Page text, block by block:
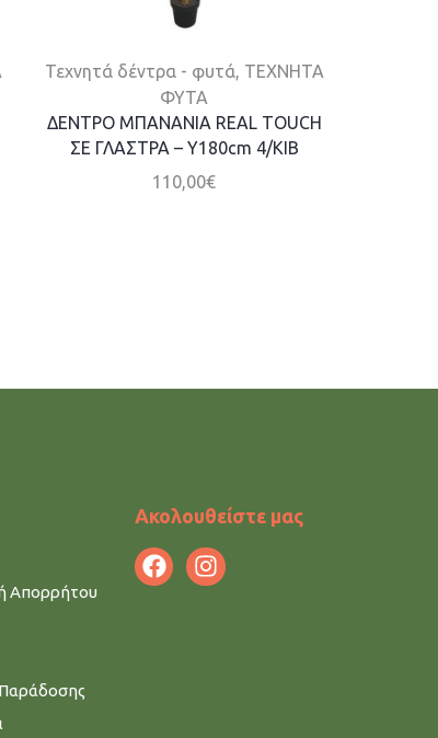
Τεχνητά δέντρα - φυτά, ΤΕΧΝΗΤΑ
ΦΥΤΑ
ΔΕΝΤΡΟ ΜΠΑΝΑΝΙΑ REAL TOUCH
ΣΕ ΓΛΑΣΤΡΑ – Υ180cm 4/ΚΙΒ
110,00€
Απορρήτου
Ακολουθείστε μας